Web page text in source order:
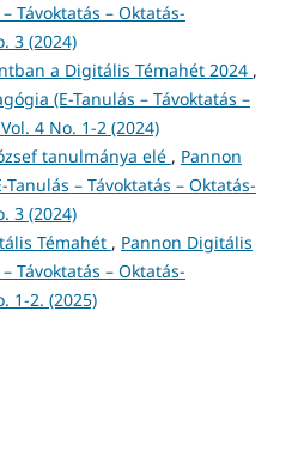
Távoktatás – Oktatás-
3 (2024)
a Digitális Témahét 2024 ,
(E-Tanulás – Távoktatás –
4 No. 1-2 (2024)
tanulmánya elé , Pannon
– Távoktatás – Oktatás-
3 (2024)
Témahét , Pannon Digitális
Távoktatás – Oktatás-
1-2. (2025)